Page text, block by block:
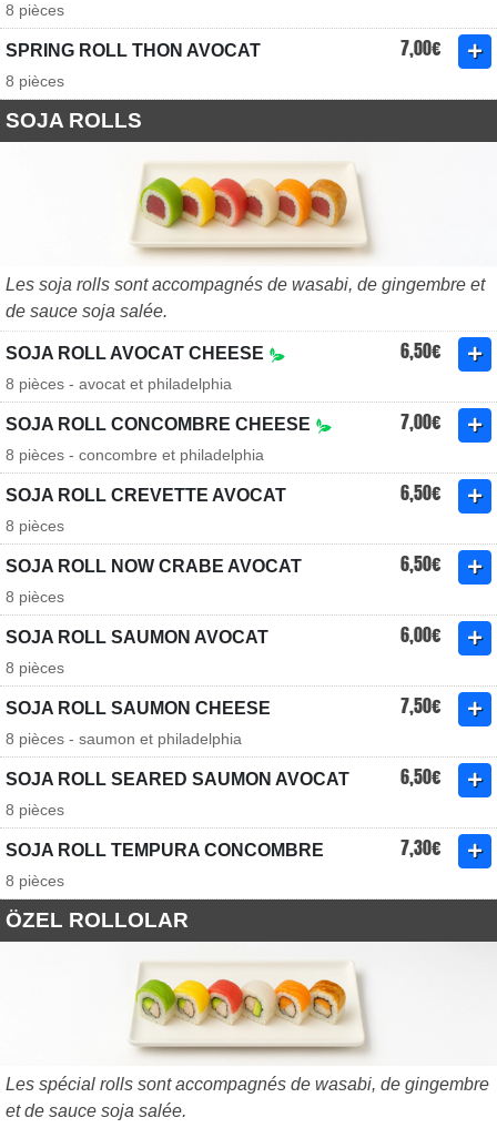
8 pièces
SPRING ROLL THON AVOCAT 7,00€
8 pièces
SOJA ROLLS
Les soja rolls sont accompagnés de wasabi, de gingembre et
de sauce soja salée.
SOJA ROLL AVOCAT CHEESE 6,50€
8 pièces - avocat et philadelphia
SOJA ROLL CONCOMBRE CHEESE 7,00€
8 pièces - concombre et philadelphia
SOJA ROLL CREVETTE AVOCAT 6,50€
8 pièces
SOJA ROLL NOW CRABE AVOCAT 6,50€
8 pièces
SOJA ROLL SAUMON AVOCAT 6,00€
8 pièces
SOJA ROLL SAUMON CHEESE 7,50€
8 pièces - saumon et philadelphia
SOJA ROLL SEARED SAUMON AVOCAT 6,50€
8 pièces
SOJA ROLL TEMPURA CONCOMBRE 7,30€
8 pièces
ÖZEL ROLLOLAR
Les spécial rolls sont accompagnés de wasabi, de gingembre
et de sauce soja salée.